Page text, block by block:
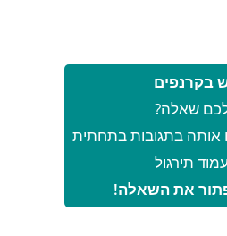
בקרנפים
שאלה?
אותה בתגובות בתחתית
תירגול
את השאלה!